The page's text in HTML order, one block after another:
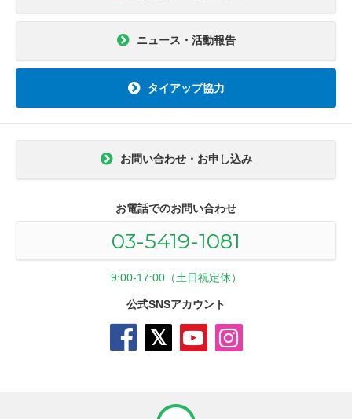
ニュース・活動報告
タイアップ協力
お問い合わせ・お申し込み
お電話でのお問い合わせ
03-5419-1081
9:00-17:00（土日祝定休）
公式SNSアカウント